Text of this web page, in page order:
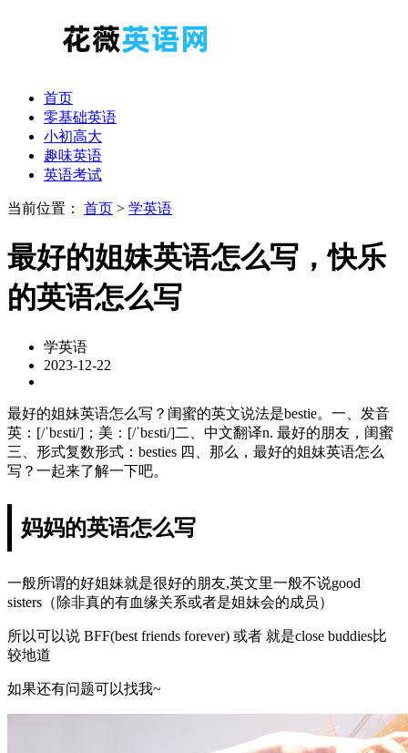
首页
零基础英语
小初高大
趣味英语
英语考试
当前位置： 首页 > 学英语
最好的姐妹英语怎么写，快乐
的英语怎么写
学英语
2023-12-22
最好的姐妹英语怎么写？闺蜜的英文说法是bestie。一、发音
英：[/ˈbɛsti/]；美：[/ˈbɛsti/]二、中文翻译n. 最好的朋友，闺蜜
三、形式复数形式：besties 四、那么，最好的姐妹英语怎么
写？一起来了解一下吧。
妈妈的英语怎么写
一般所谓的好姐妹就是很好的朋友,英文里一般不说good
sisters（除非真的有血缘关系或者是姐妹会的成员）
所以可以说 BFF(best friends forever) 或者 就是close buddies比
较地道
如果还有问题可以找我~